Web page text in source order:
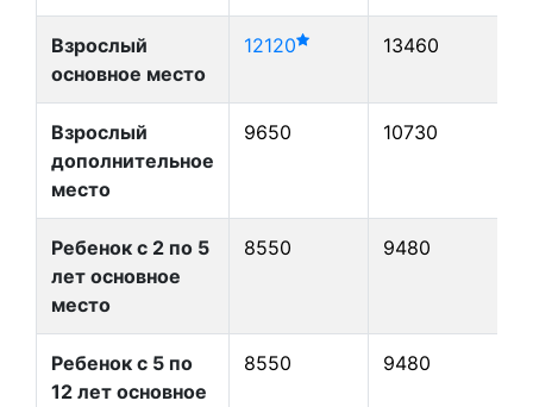
Взрослый
основное место
12120 13460
Взрослый
дополнительное
место
9650 10730
Ребенок с 2 по 5
лет основное
место
8550 9480
Ребенок с 5 по
12 лет основное
8550 9480